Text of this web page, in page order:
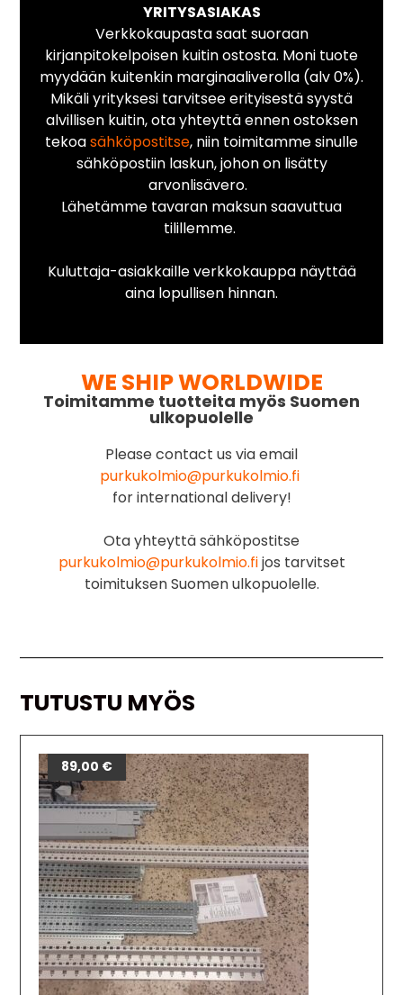
YRITYSASIAKAS
Verkkokaupasta saat suoraan
kirjanpitokelpoisen kuitin ostosta. Moni tuote
myydään kuitenkin marginaaliverolla (alv 0%).
Mikäli yrityksesi tarvitsee erityisestä syystä
alvillisen kuitin, ota yhteyttä ennen ostoksen
tekoasähköpostitse, niin toimitamme sinulle
sähköpostiin laskun, johon on lisätty
arvonlisävero.
Lähetämme tavaran maksun saavuttua
tilillemme.
Kuluttaja-asiakkaille verkkokauppa näyttää
aina lopullisen hinnan.
WE SHIP WORLDWIDE
Toimitamme tuotteita myös Suomen
ulkopuolelle
Please contact us via email
purkukolmio@purkukolmio.fi
for international delivery!
Ota yhteyttä sähköpostitse
purkukolmio@purkukolmio.fijos tarvitset
toimituksen Suomen ulkopuolelle.
TUTUSTU MYÖS
89,00 €